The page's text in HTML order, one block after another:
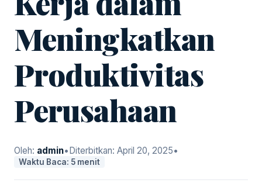
Meningkatkan
Produktivitas
Perusahaan
Oleh: admin•Diterbitkan: April 20, 2025•
Waktu Baca: 5 menit